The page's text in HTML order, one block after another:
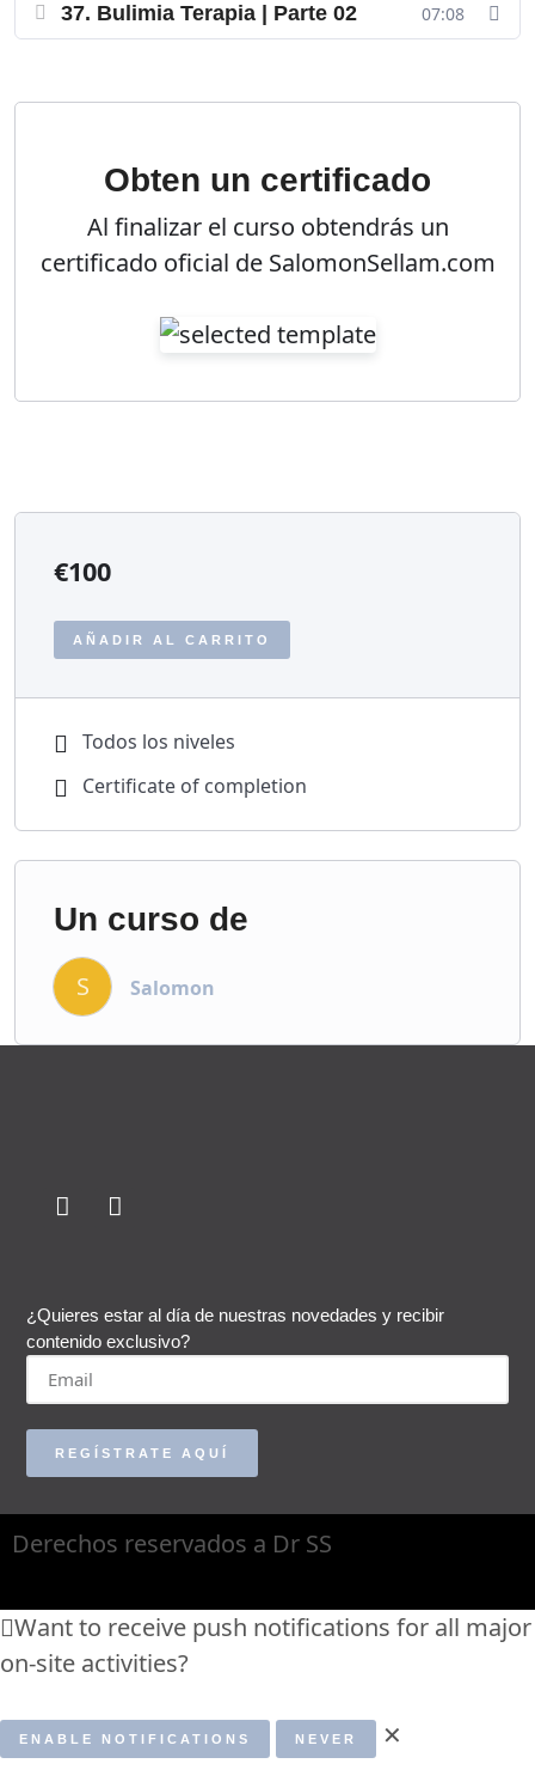
37. Bulimia Terapia | Parte 02 07:08
Obten un certificado
Al finalizar el curso obtendrás un
certificado oficial de SalomonSellam.com
€100
AÑADIR AL CARRITO
Todos los niveles
Certificate of completion
Un curso de
S Salomon
¿Quieres estar al día de nuestras novedades y recibir
contenido exclusivo?
REGÍSTRATE AQUÍ
Derechos reservados a Dr SS
Want to receive push notifications for all major
on-site activities?
ENABLE NOTIFICATIONS NEVER ✕